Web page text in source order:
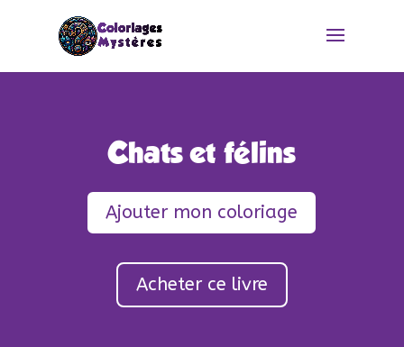
Chats et félins
Ajouter mon coloriage
Acheter ce livre